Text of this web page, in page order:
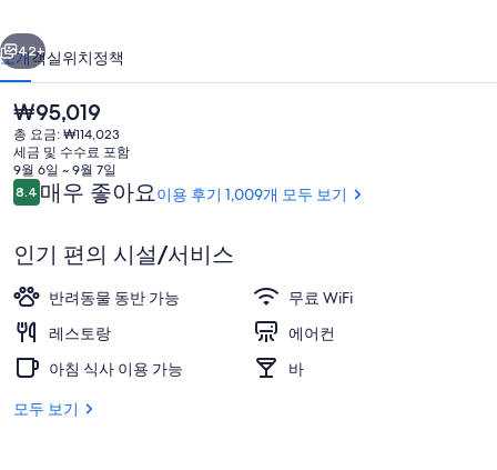
센
터
의
사
진
러
리
바(숙박 시설 내)
다음
42+
소개객실위치정책
현
재
가
격
은
₩95,019
₩95,019
총 요금: ₩114,023
세금 및 수수료 포함
9월 6일 ~ 9월 7일
이
용
기
8.410점 만점 중 8.4점.
매우 좋아요이용 후기 1,009개 모두 보기
인기 편의 시설/서비스
반려동물 동반 가능
무료 WiFi
레스토랑
에어컨
아침 식사 이용 가능
바
모두 보기